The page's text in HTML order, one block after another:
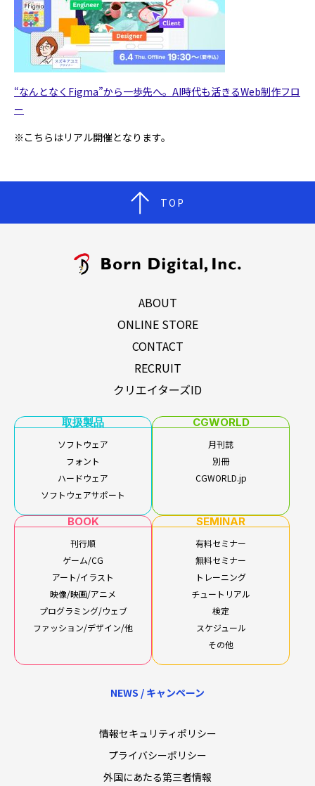
“なんとなくFigma”から一歩先へ。AI時代も活きるWeb制作フロ
ー
※こちらはリアル開催となります。
TOP
ABOUT
ONLINE STORE
CONTACT
RECRUIT
クリエイターズID
取扱製品
ソフトウェア
フォント
ハードウェア
ソフトウェアサポート
CGWORLD
月刊誌
別冊
CGWORLD.jp
BOOK
刊行順
ゲーム/CG
アート/イラスト
映像/映画/アニメ
プログラミング/ウェブ
ファッション/デザイン/他
SEMINAR
有料セミナー
無料セミナー
トレーニング
チュートリアル
検定
スケジュール
その他
NEWS / キャンペーン
情報セキュリティポリシー
プライバシーポリシー
外国にあたる第三者情報